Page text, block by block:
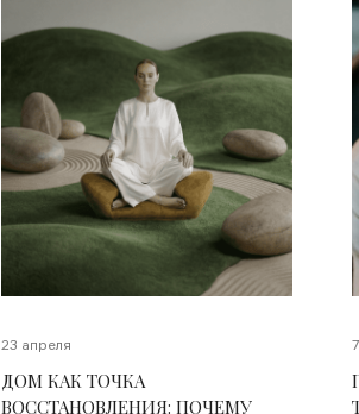
23 апреля
ДОМ КАК ТОЧКА
ВОССТАНОВЛЕНИЯ: ПОЧЕМУ